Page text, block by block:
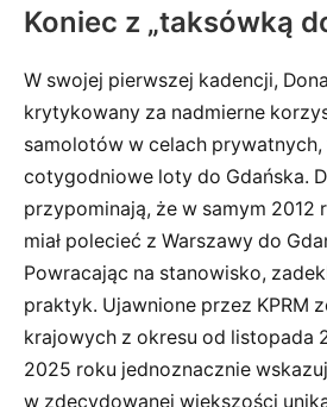
Koniec z „taksówką
W swojej pierwszej kadencji,
krytykowany za nadmierne
samolotów w celach prywatnych,
cotygodniowe loty do Gdańska.
przypominają, że w samym 2012
miał polecieć z Warszawy do
Powracając na stanowisko,
praktyk. Ujawnione przez KPRM
krajowych z okresu od listopada
2025 roku jednoznacznie
w zdecydowanej większości